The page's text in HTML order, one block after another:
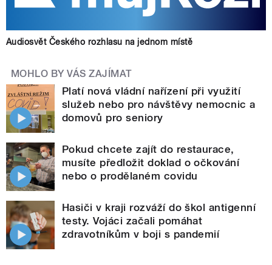
Audiosvět Českého rozhlasu na jednom místě
MOHLO BY VÁS ZAJÍMAT
Platí nová vládní nařízení při využití
služeb nebo pro návštěvy nemocnic a
domovů pro seniory
Pokud chcete zajít do restaurace,
musíte předložit doklad o očkování
nebo o prodělaném covidu
Hasiči v kraji rozváží do škol antigenní
testy. Vojáci začali pomáhat
zdravotníkům v boji s pandemií